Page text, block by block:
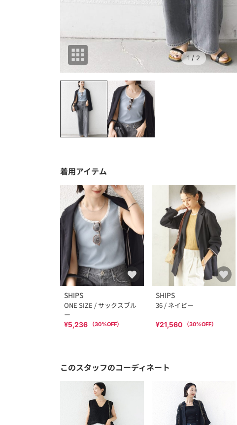
1/ 2
着用アイテム
SHIPS
ONE SIZE / サックスブル
ー
¥5,236 （30%OFF）
SHIPS
36 / ネイビー
¥21,560 （30%OFF）
このスタッフのコーディネート